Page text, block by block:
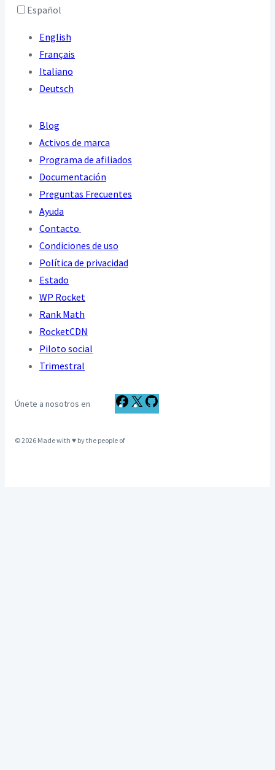
Español
English
Français
Italiano
Deutsch
Blog
Activos de marca
Programa de afiliados
Documentación
Preguntas Frecuentes
Ayuda
Contacto
Condiciones de uso
Política de privacidad
Estado
WP Rocket
Rank Math
RocketCDN
Piloto social
Trimestral
Únete a nosotros en
F
X
© 2026 Made with ♥ by the people of